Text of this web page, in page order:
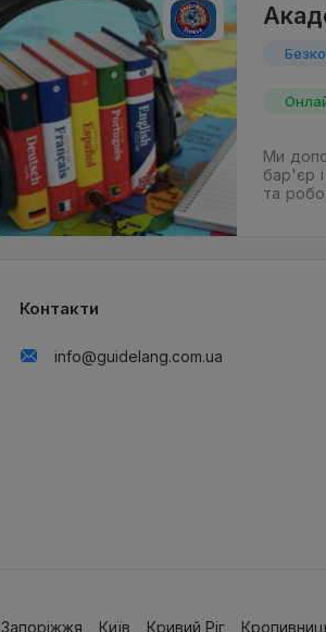
Ми
бар'єр
та
Контакти
info@guidelang.com.ua
Запоріжжя Київ Кривий Ріг